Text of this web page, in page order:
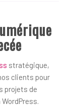
stratégique,
clients pour
projets de